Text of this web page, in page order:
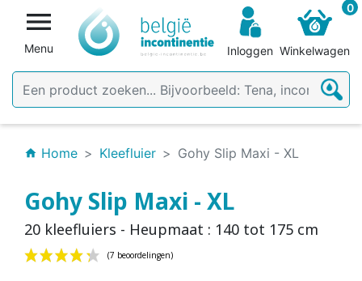

Menu Inloggen
0
Winkelwagen
home Home Kleefluier Gohy Slip Maxi - XL
Gohy Slip Maxi - XL
20 kleefluiers - Heupmaat : 140 tot 175 cm